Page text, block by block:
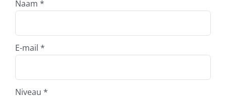
Naam *
E-mail *
Niveau *